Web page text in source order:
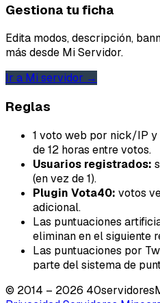
Gestiona tu ficha
Edita modos, descripción,
más desde Mi Servidor.
Ir a Mi servidor →
Reglas
1 voto web por nick/IP y
de 12 horas entre votos.
Usuarios registrados:
(en vez de 1).
Plugin Vota40: votos
adicional.
Las puntuaciones
eliminan en el siguiente
Las puntuaciones por
parte del sistema de
© 2014 – 2026
Enviar